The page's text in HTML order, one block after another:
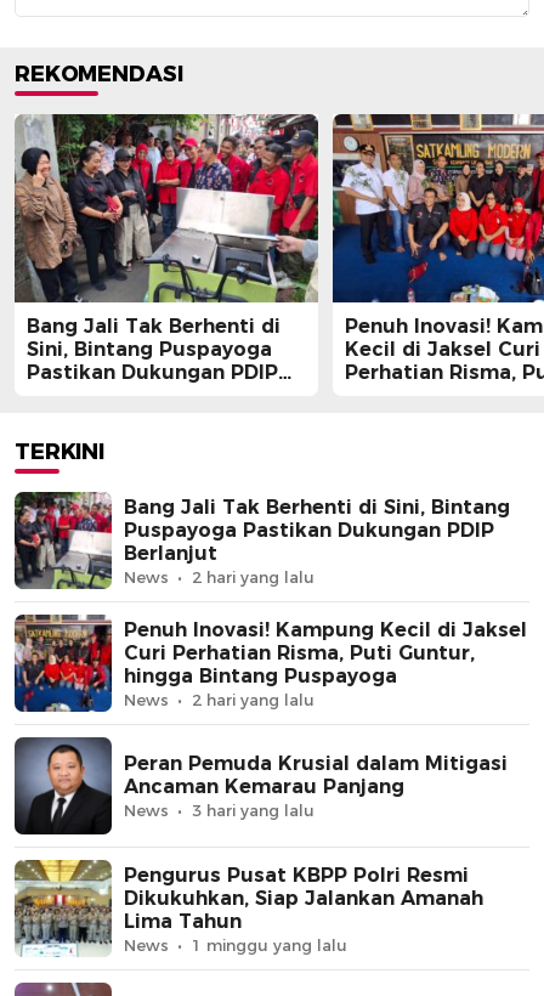
REKOMENDASI
Bang Jali Tak Berhenti di
Sini, Bintang Puspayoga
Pastikan Dukungan PDIP
Penuh Inovasi!
Kecil di Jaksel Curi
Perhatian Risma,
TERKINI
Bang Jali Tak Berhenti di Sini, Bintang
Puspayoga Pastikan Dukungan PDIP
Berlanjut
News 2 hari yang lalu
Penuh Inovasi! Kampung Kecil di Jaksel
Curi Perhatian Risma, Puti Guntur,
hingga Bintang Puspayoga
News 2 hari yang lalu
Peran Pemuda Krusial dalam Mitigasi
Ancaman Kemarau Panjang
News 3 hari yang lalu
Pengurus Pusat KBPP Polri Resmi
Dikukuhkan, Siap Jalankan Amanah
Lima Tahun
News 1 minggu yang lalu